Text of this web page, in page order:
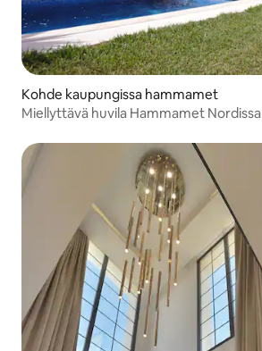
Kohde kaupungissa hammamet
Miellyttävä huvila Hammamet Nordissa